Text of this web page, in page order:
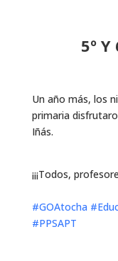
5º Y
Un año más, los
primaria
Iñás.
¡¡¡Todos,
#GOAtocha
#PPSAPT